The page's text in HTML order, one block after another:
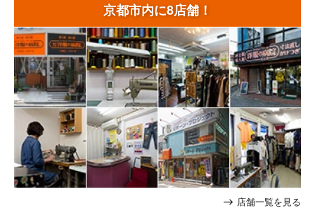
京都市内に8店舗！
店舗一覧を見る